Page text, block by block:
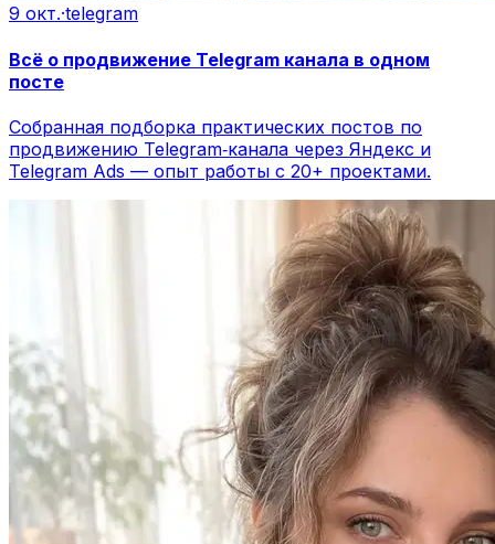
9 окт.·telegram
Всё о продвижение Telegram канала в одном
посте
Собранная подборка практических постов по
продвижению Telegram‑канала через Яндекс и
Telegram Ads — опыт работы с 20+ проектами.